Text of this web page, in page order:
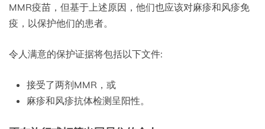
MMR疫苗，但基于上述原因，他们也应该对麻疹和风疹免
疫，以保护他们的患者。
令人满意的保护证据将包括以下文件:
接受了两剂MMR，或
麻疹和风疹抗体检测呈阳性。